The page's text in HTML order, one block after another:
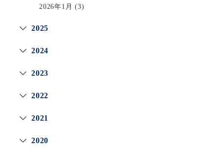
2026年1月 (3)
2025
2024
2023
2022
2021
2020